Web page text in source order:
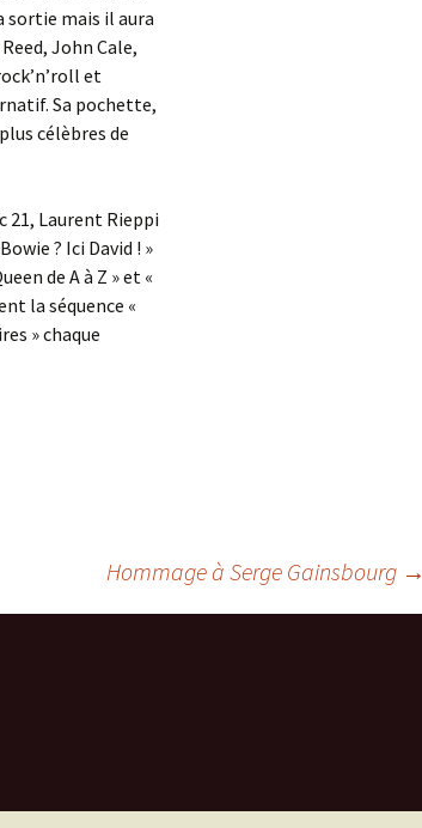
sortie mais il aura
John Cale,
et
Sa pochette,
célèbres de
21, Laurent Rieppi
? Ici David ! »
de A à Z » et «
la séquence «
» chaque
Hommage à Serge Gainsbourg →